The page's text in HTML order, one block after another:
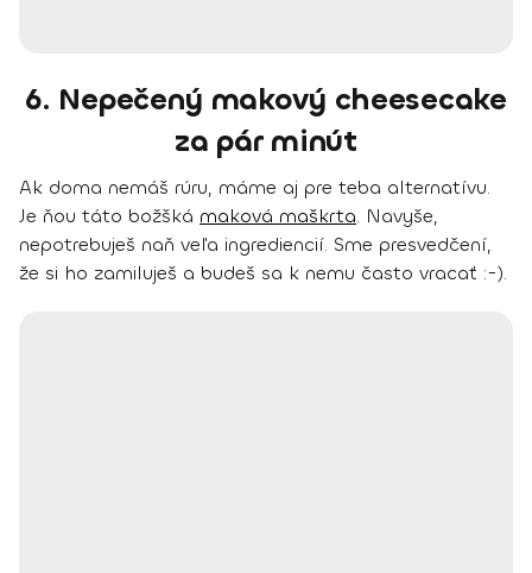
6. Nepečený makový cheesecake
za pár minút
Ak doma nemáš rúru, máme aj pre teba alternatívu.
Je ňou táto božšká maková maškrta. Navyše,
nepotrebuješ naň veľa ingrediencií. Sme presvedčení,
že si ho zamiluješ a budeš sa k nemu často vracať :-).